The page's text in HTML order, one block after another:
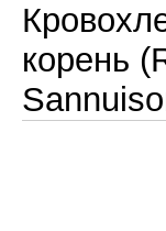
корень